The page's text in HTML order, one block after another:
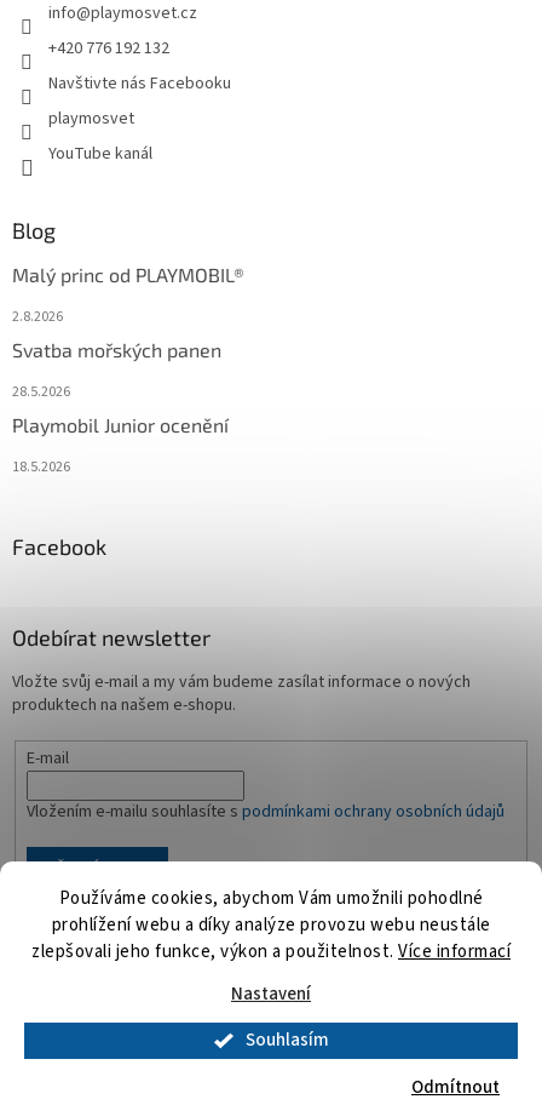
Používáme cookies, abychom Vám umožnili pohodlné
prohlížení webu a díky analýze provozu webu neustále
zlepšovali jeho funkce, výkon a použitelnost. Více informací
Nastavení
Odmítnout
Souhlasím
info@playmosvet.cz
+420 776 192 132
Navštivte nás Facebooku
playmosvet
YouTube kanál
Blog
Malý princ od PLAYMOBIL®
2.8.2026
Svatba mořských panen
28.5.2026
Playmobil Junior ocenění
18.5.2026
Facebook
Odebírat newsletter
Vložte svůj e-mail a my vám budeme zasílat informace o nových
produktech na našem e-shopu.
E-mail
Vložením e-mailu souhlasíte s podmínkami ochrany osobních údajů
PŘIHLÁSIT SE
Playmosvět.cz. Všechna práva vyhrazena.